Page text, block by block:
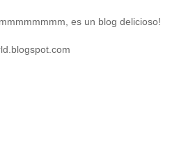
es un blog delicioso!